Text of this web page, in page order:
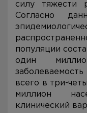
силу тяжести
Согласно
популяции
один
всего в три-
миллион
клинический